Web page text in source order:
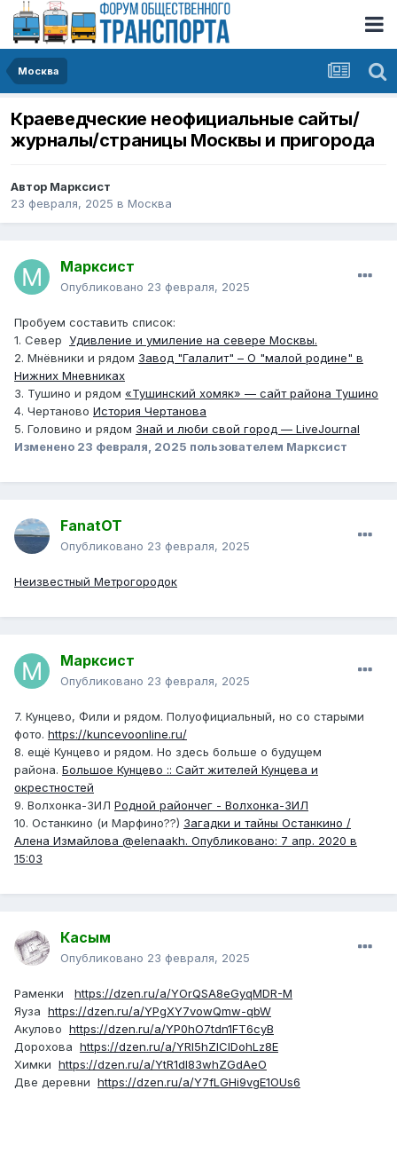
Москва
Краеведческие неофициальные сайты/
журналы/страницы Москвы и пригорода
Автор Марксист
23 февраля, 2025 в Москва
Марксист
Опубликовано 23 февраля, 2025
Пробуем составить список:
1. Север Удивление и умиление на севере Москвы.
2. Мнёвники и рядом Завод "Галалит" – О "малой родине" в
Нижних Мневниках
3. Тушино и рядом «Тушинский хомяк» — сайт района Тушино
4. Чертаново История Чертанова
5. Головино и рядом Знай и люби свой город — LiveJournal
Изменено 23 февраля, 2025 пользователем Марксист
FanatOT
Опубликовано 23 февраля, 2025
Неизвестный Метрогородок
Марксист
Опубликовано 23 февраля, 2025
7. Кунцево, Фили и рядом. Полуофициальный, но со старыми
фото. https://kuncevoonline.ru/
8. ещё Кунцево и рядом. Но здесь больше о будущем
района. Большое Кунцево :: Сайт жителей Кунцева и
окрестностей
9. Волхонка-ЗИЛ Родной райончег - Волхонка-ЗИЛ
10. Останкино (и Марфино??) Загадки и тайны Останкино /
Алена Измайлова @elenaakh. Опубликовано: 7 апр. 2020 в
15:03
Касым
Опубликовано 23 февраля, 2025
Раменки https://dzen.ru/a/YOrQSA8eGyqMDR-M
Яуза https://dzen.ru/a/YPgXY7vowQmw-qbW
Акулово https://dzen.ru/a/YP0hO7tdn1FT6cyB
Дорохова https://dzen.ru/a/YRI5hZIClDohLz8E
Химки https://dzen.ru/a/YtR1dl83whZGdAeO
Две деревни https://dzen.ru/a/Y7fLGHi9vgE1OUs6